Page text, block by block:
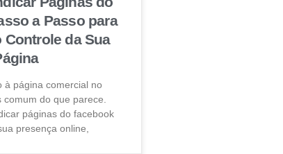
a Passo para
Controle da Sua
à página comercial no
do que parece.
páginas do facebook
presença online,